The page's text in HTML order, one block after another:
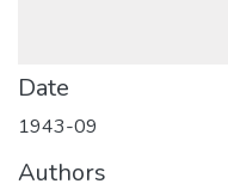
Date
1943-09
Authors